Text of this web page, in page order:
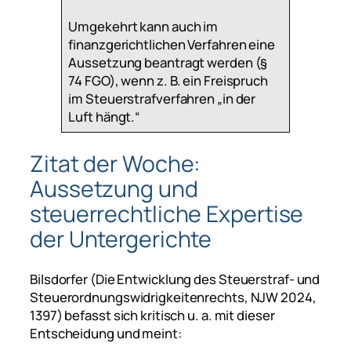
Umgekehrt kann auch im
finanzgerichtlichen Verfahren eine
Aussetzung beantragt werden (§
74 FGO), wenn z. B. ein Freispruch
im Steuerstrafverfahren „in der
Luft hängt.“
Zitat der Woche:
Aussetzung und
steuerrechtliche Expertise
der Untergerichte
Bilsdorfer (Die Entwicklung des Steuerstraf- und
Steuerordnungswidrigkeitenrechts, NJW 2024,
1397) befasst sich kritisch u. a. mit dieser
Entscheidung und meint: